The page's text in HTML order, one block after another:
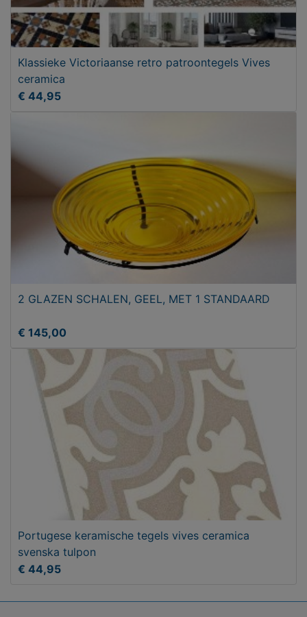
Klassieke Victoriaanse retro patroontegels Vives
ceramica
€ 44,95
2 GLAZEN SCHALEN, GEEL, MET 1 STANDAARD
€ 145,00
Portugese keramische tegels vives ceramica
svenska tulpon
€ 44,95